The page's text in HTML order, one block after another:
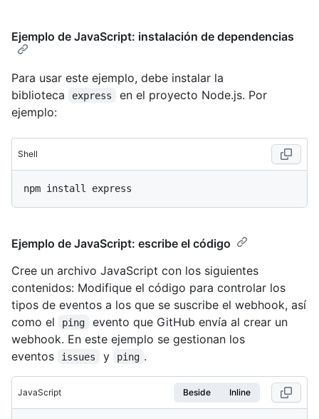
Ejemplo de JavaScript: instalación de dependencias
Para usar este ejemplo, debe instalar la
biblioteca
express
en el proyecto Node.js. Por
ejemplo:
Shell
Ejemplo de JavaScript: escribe el código
Cree un archivo JavaScript con los siguientes
contenidos: Modifique el código para controlar los
tipos de eventos a los que se suscribe el webhook, así
como el
ping
evento que GitHub envía al crear un
webhook. En este ejemplo se gestionan los
eventos
issues y ping .
JavaScript Beside Inline